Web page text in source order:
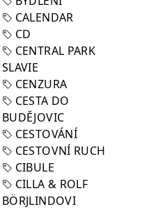
CALENDAR
CD
CENTRAL PARK
SLAVIE
CENZURA
CESTA DO
BUDĚJOVIC
CESTOVÁNÍ
CESTOVNÍ RUCH
CIBULE
CILLA & ROLF
BÖRJLINDOVI